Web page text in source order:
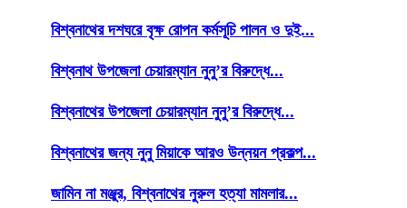
বিশ্বনাথের দশঘরে বৃক্ষ রোপন কর্মসূচি পালন ও দুই...
বিশ্বনাথ উপজেলা চেয়ারম্যান নুনু’র বিরুদ্ধে...
বিশ্বনাথের উপজেলা চেয়ারম্যান নুনু’র বিরুদ্ধে...
বিশ্বনাথের জন্য নুনু মিয়াকে আরও উন্নয়ন প্রকল্প...
জামিন না মঞ্জুর, বিশ্বনাথের নুরুল হত্যা মামলার...